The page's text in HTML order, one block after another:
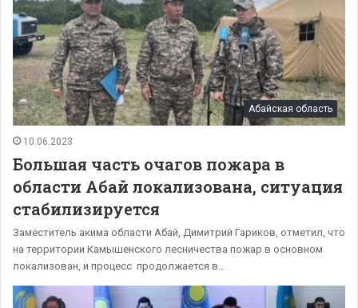
Абайская область
10.06.2023
Большая часть очагов пожара в
области Абай локализована, ситуация
стабилизируется
Заместитель акима области Абай, Димитрий Гариков, отметил, что
на территории Камышенского лесничества пожар в основном
локализован, и процесс продолжается в…